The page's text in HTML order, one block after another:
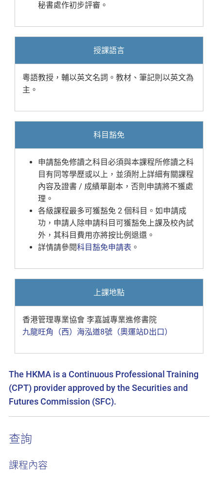
秘書處作初步評審。
授課語言
粵語教授，輔以英文名詞。教材、筆記則以英文為
主。
科目豁免
申請豁免修讀之科目必須與本課程所修讀之科
目有同等學歷或以上，並須附上詳細有關課程
內容及證書 / 成績單副本，否則申請將不獲處
理。
各級課程最多可獲豁免 2 個科目。如申請成
功，申請人除申請科目可獲豁免上課及校內試
外，其科目費用亦將按比例退還。
詳情請參閱科目豁免申請表 。
上課地點
香港管理專業協會 李嘉誠專業進修書院
九龍旺角（西）海泓道8號（奧運站D出口）
The HKMA is a Continuous Professional Training
(CPT) provider approved by the Securities and
Futures Commission (SFC).
查詢
課程內容